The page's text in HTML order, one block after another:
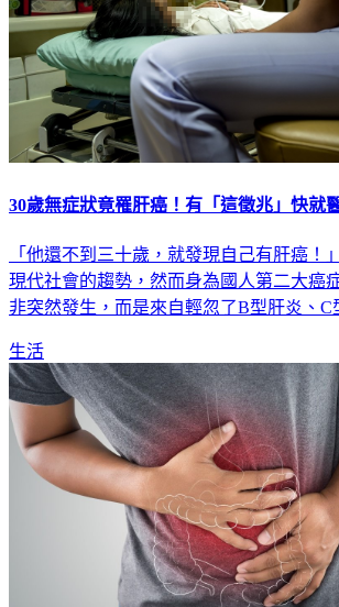
30歲無症狀竟罹肝癌！有「這徵兆」快
「他還不到三十歲，就發現自己有肝癌！
現代社會的趨勢，然而身為國人第二大癌
非突然發生，而是來自輕忽了B型肝炎、C
生活